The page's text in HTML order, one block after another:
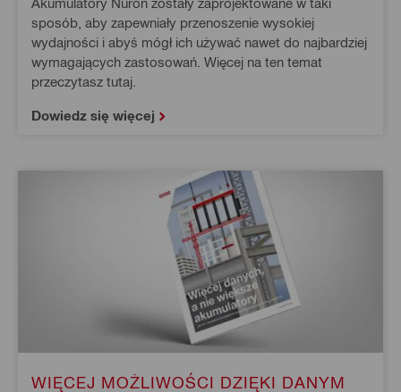
sposób, aby zapewniały przenoszenie wysokiej
wydajności i abyś mógł ich używać nawet do najbardziej
wymagających zastosowań. Więcej na ten temat
przeczytasz tutaj.
Dowiedz się więcej
WIĘCEJ MOŻLIWOŚCI DZIĘKI DANYM